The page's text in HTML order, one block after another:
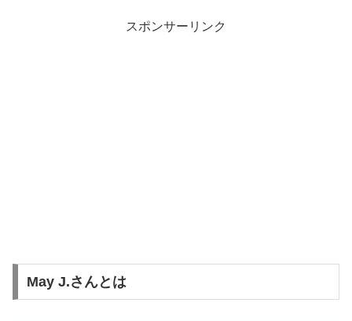
スポンサーリンク
May J.さんとは